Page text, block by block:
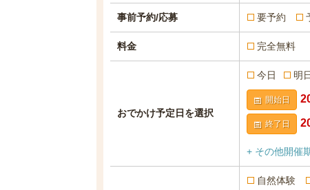
事前予約/応募 要予約
料金 完全無料
おでかけ予定日を選択
今日 明
開始日
終了日
+ その他開催
自然体験